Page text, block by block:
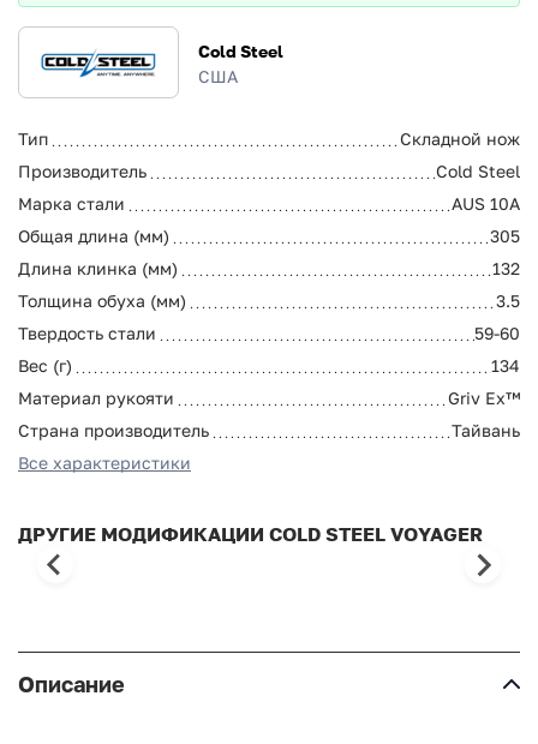
Cold Steel
США
Тип
Складной нож
Производитель
Cold Steel
Марка стали
AUS 10A
Общая длина (мм)
305
Длина клинка (мм)
132
Толщина обуха (мм)
3.5
Твердость стали
59-60
Вес (г)
134
Материал рукояти
Griv Ex™
Страна производитель
Тайвань
Все характеристики
ДРУГИЕ МОДИФИКАЦИИ COLD STEEL VOYAGER
Описание